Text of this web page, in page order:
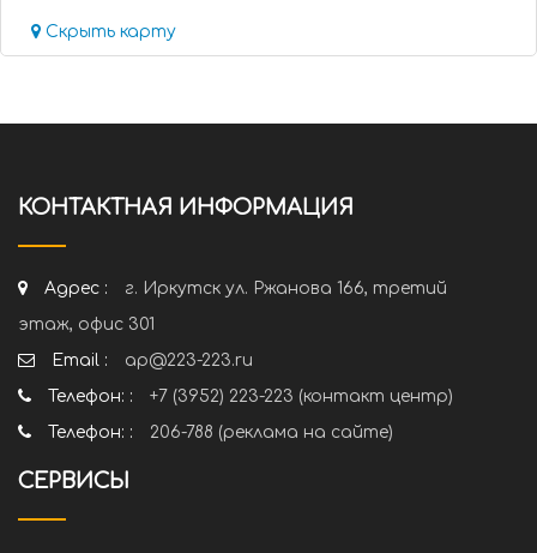
Скрыть карту
КОНТАКТНАЯ ИНФОРМАЦИЯ
Адрес :
г. Иркутск ул. Ржанова 166, третий
этаж, офис 301
Email :
ap@223-223.ru
Телефон: :
+7 (3952) 223-223 (контакт центр)
Телефон: :
206-788 (реклама на сайте)
СЕРВИСЫ